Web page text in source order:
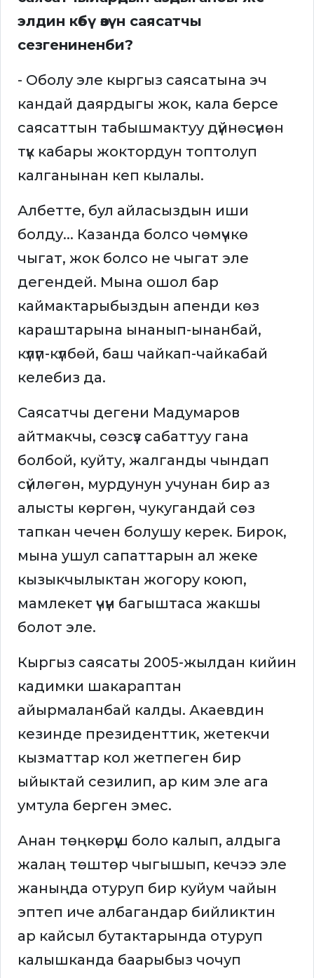
элдин көбү өзүн саясатчы
сезгениненби?
- Оболу эле кыргыз саясатына эч
кандай даярдыгы жок, кала берсе
саясаттын табышмактуу дүйнөсүнөн
түк кабары жоктордун топтолуп
калганынан кеп кылалы.
Албетте, бул айласыздын иши
болду... Казанда болсо чөмүчкө
чыгат, жок болсо не чыгат эле
дегендей. Мына ошол бар
каймактарыбыздын апенди көз
караштарына ынанып-ынанбай,
күлүп-күлбөй, баш чайкап-чайкабай
келебиз да.
Саясатчы дегени Мадумаров
айтмакчы, сөзсүз сабаттуу гана
болбой, куйту, жалганды чындап
сүйлөгөн, мурдунун учунан бир аз
алысты көргөн, чукугандай сөз
тапкан чечен болушу керек. Бирок,
мына ушул сапаттарын ал жеке
кызыкчылыктан жогору коюп,
мамлекет үчүн багыштаса жакшы
болот эле.
Кыргыз саясаты 2005-жылдан кийин
кадимки шакараптан
айырмаланбай калды. Акаевдин
кезинде президенттик, жетекчи
кызматтар кол жетпеген бир
ыйыктай сезилип, ар ким эле ага
умтула берген эмес.
Анан төңкөрүш боло калып, алдыга
жалаң төштөр чыгышып, кечээ эле
жаныңда отуруп бир куйум чайын
эптеп иче албагандар бийликтин
ар кайсыл бутактарында отуруп
калышканда баарыбыз чочуп